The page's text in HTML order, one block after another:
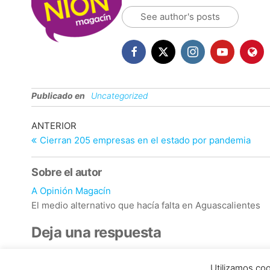
See author's posts
Publicado en Uncategorized
Navegación
de
entradas
Entrada
anterior
ANTERIOR
Cierran 205 empresas en el estado por pandemia
Sobre el autor
A Opinión Magacín
El medio alternativo que hacía falta en Aguascalientes
Deja una respuesta